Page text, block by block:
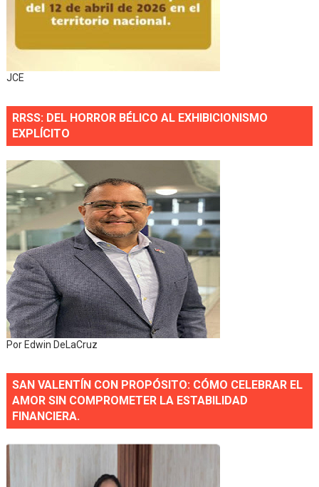
JCE
RRSS: DEL HORROR BÉLICO AL EXHIBICIONISMO
EXPLÍCITO
Por Edwin DeLaCruz
SAN VALENTÍN CON PROPÓSITO: CÓMO CELEBRAR EL
AMOR SIN COMPROMETER LA ESTABILIDAD
FINANCIERA.